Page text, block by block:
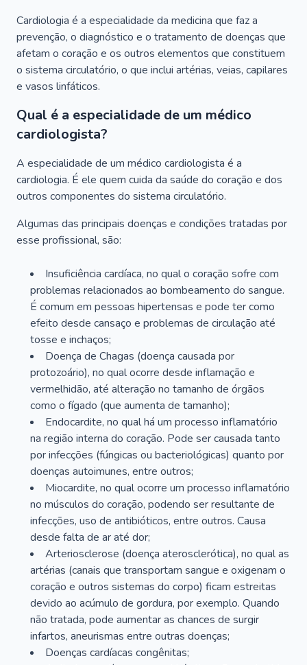
Cardiologia é a especialidade da medicina que faz a
prevenção, o diagnóstico e o tratamento de doenças que
afetam o coração e os outros elementos que constituem
o sistema circulatório, o que inclui artérias, veias, capilares
e vasos linfáticos.
Qual é a especialidade de um médico
cardiologista?
A especialidade de um médico cardiologista é a
cardiologia. É ele quem cuida da saúde do coração e dos
outros componentes do sistema circulatório.
Algumas das principais doenças e condições tratadas por
esse profissional, são:
Insuficiência cardíaca, no qual o coração sofre com
problemas relacionados ao bombeamento do sangue.
É comum em pessoas hipertensas e pode ter como
efeito desde cansaço e problemas de circulação até
tosse e inchaços;
Doença de Chagas (doença causada por
protozoário), no qual ocorre desde inflamação e
vermelhidão, até alteração no tamanho de órgãos
como o fígado (que aumenta de tamanho);
Endocardite, no qual há um processo inflamatório
na região interna do coração. Pode ser causada tanto
por infecções (fúngicas ou bacteriológicas) quanto por
doenças autoimunes, entre outros;
Miocardite, no qual ocorre um processo inflamatório
no músculos do coração, podendo ser resultante de
infecções, uso de antibióticos, entre outros. Causa
desde falta de ar até dor;
Arteriosclerose (doença aterosclerótica), no qual as
artérias (canais que transportam sangue e oxigenam o
coração e outros sistemas do corpo) ficam estreitas
devido ao acúmulo de gordura, por exemplo. Quando
não tratada, pode aumentar as chances de surgir
infartos, aneurismas entre outras doenças;
Doenças cardíacas congênitas;